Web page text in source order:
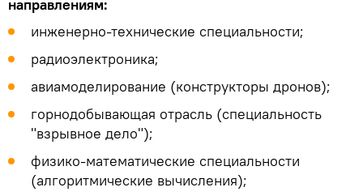
направлениям:
инженерно-технические специальности;
радиоэлектроника;
авиамоделирование (конструкторы дронов);
горнодобывающая отрасль (специальность
"взрывное дело");
физико-математические специальности
(алгоритмические вычисления);